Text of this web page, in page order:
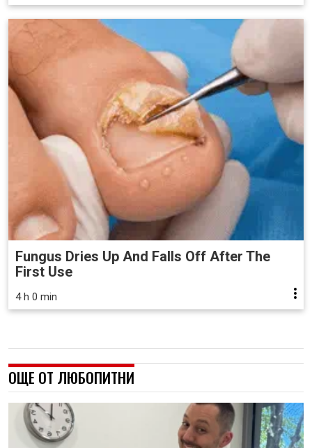
Fungus Dries Up And Falls Off After The
First Use
4 h 0 min
ОЩЕ ОТ ЛЮБОПИТНИ